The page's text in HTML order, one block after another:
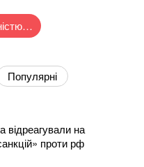
Популярні
відреагували на
проти рф